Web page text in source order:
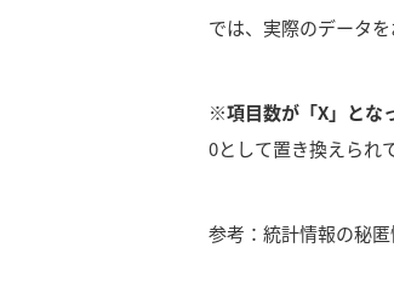
では、実際のデータを
※項目数が「X」とな
0として置き換えられ
参考：統計情報の秘匿